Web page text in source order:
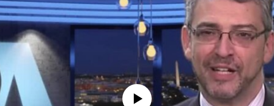
No media source currently available